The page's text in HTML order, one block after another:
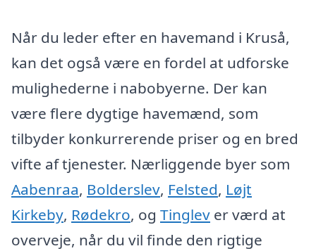
Når du leder efter en havemand i Kruså,
kan det også være en fordel at udforske
mulighederne i nabobyerne. Der kan
være flere dygtige havemænd, som
tilbyder konkurrerende priser og en bred
vifte af tjenester. Nærliggende byer som
Aabenraa, Bolderslev, Felsted, Løjt
Kirkeby, Rødekro, og Tinglev er værd at
overveje, når du vil finde den rigtige